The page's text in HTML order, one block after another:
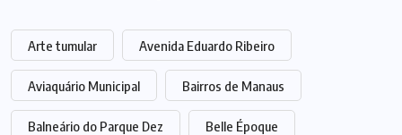
Arte tumular Avenida Eduardo Ribeiro
Aviaquário Municipal Bairros de Manaus
Balneário do Parque Dez Belle Époque